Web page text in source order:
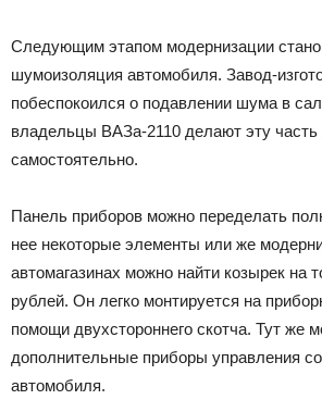
Следующим этапом модернизации
шумоизоляция автомобиля. Завод-
побеспокоился о подавлении шума в
владельцы ВАЗа-2110 делают эту часть
самостоятельно.
Панель приборов можно переделать
нее некоторые элементы или же
автомагазинах можно найти козырек на
рублей. Он легко монтируется на
помощи двухстороннего скотча. Тут же
дополнительные приборы управления
автомобиля.